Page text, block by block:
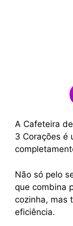
A Cafeteira
3 Corações é
Não só pelo
que combina
cozinha, mas
eficiência.